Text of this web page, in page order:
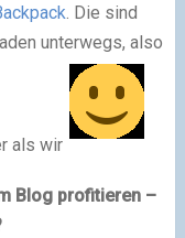
. Die sind
unterwegs, also
als wir
Blog profitieren –